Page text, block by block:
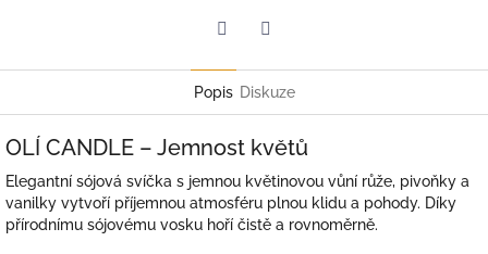
Popis Diskuze
OLÍ CANDLE – Jemnost květů
Elegantní sójová svíčka s jemnou květinovou vůní růže, pivoňky a
vanilky vytvoří příjemnou atmosféru plnou klidu a pohody. Díky
přírodnímu sójovému vosku hoří čistě a rovnoměrně.